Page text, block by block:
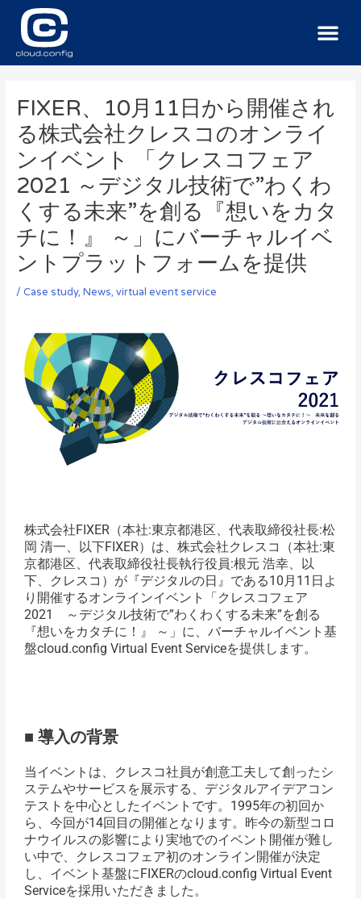
FIXER、10月11日から開催され
る株式会社クレスコのオンライ
ンイベント 「クレスコフェア
2021 ～デジタル技術で”わくわ
くする未来”を創る『想いをカタ
チに！』 ～」にバーチャルイベ
ントプラットフォームを提供
/ Case study, News, virtual event service
株式会社FIXER（本社:東京都港区、代表取締役社長:松
岡 清一、以下FIXER）は、株式会社クレスコ（本社:東
京都港区、代表取締役社長執行役員:根元 浩幸、以
下、クレスコ）が『デジタルの日』である10月11日よ
り開催するオンラインイベント「クレスコフェア
2021 ～デジタル技術で”わくわくする未来”を創る
『想いをカタチに！』 ～」に、バーチャルイベント基
盤cloud.config Virtual Event Serviceを提供します。
■ 導入の背景
当イベントは、クレスコ社員が創意工夫して創ったシ
ステムやサービスを展示する、デジタルアイデアコン
テストを中心としたイベントです。1995年の初回か
ら、今回が14回目の開催となります。昨今の新型コロ
ナウイルスの影響により実地でのイベント開催が難し
い中で、クレスコフェア初のオンライン開催が決定
し、イベント基盤にFIXERのcloud.config Virtual Event
Serviceを採用いただきました。